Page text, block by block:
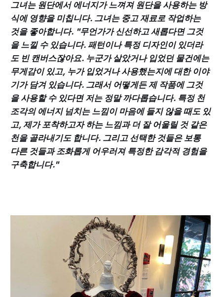
그녀는 원단에서 에너지가 느껴져 원단을 사용하는 방
식에 영향을 미칩니다. 그녀는 중고 재료로 작업하는
것을 좋아합니다. "무언가가 신선하고 새롭다면 그것
을 느낄 수 있습니다. 패턴이나 특정 디자인이 있더라
도 빈 캔버스잖아요. 누군가 살았거나 입었던 물건에는
무게감이 있고, 누가 입었거나 사용했는지에 대한 이야
기가 담겨 있습니다. 그래서 어떻게든 제 작품에 그것
을 사용할 수 있다면 저는 정말 까다롭습니다. 특정 천
조각의 에너지 넘치는 느낌이 마음에 들지 않을 때도 있
고, 제가 포착하고자 하는 느낌과 더 잘 어울릴 것 같은
천을 골라내기도 합니다. 그리고 선택한 것들은 보통
다른 것들과 조화롭게 어우러져 특정한 감각적 경험을
구축합니다."